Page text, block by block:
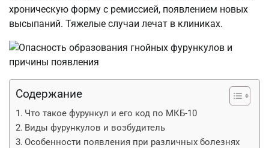
хроническую форму с ремиссией, появлением новых
высыпаний. Тяжелые случаи лечат в клиниках.
Содержание
Что такое фурункул и его код по МКБ-10
Виды фурункулов и возбудитель
Особенности появления при различных болезнях